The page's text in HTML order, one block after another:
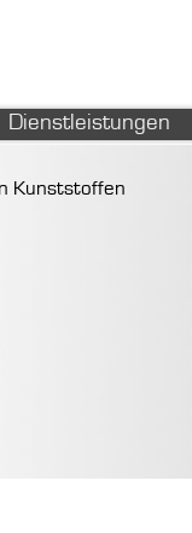
Dienstleistungen
Kunststoffen